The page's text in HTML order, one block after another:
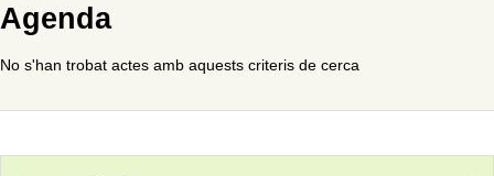
Agenda
No s'han trobat actes amb aquests criteris de cerca